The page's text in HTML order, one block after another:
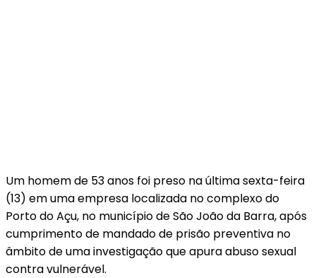
Um homem de 53 anos foi preso na última sexta-feira
(13) em uma empresa localizada no complexo do
Porto do Açu, no município de São João da Barra, após
cumprimento de mandado de prisão preventiva no
âmbito de uma investigação que apura abuso sexual
contra vulnerável.